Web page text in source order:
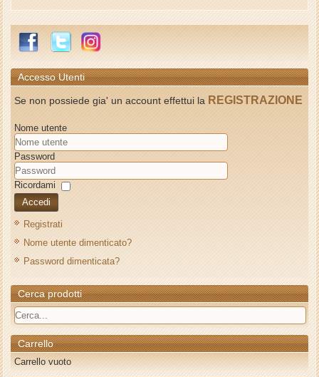
Accesso Utenti
Se non possiede gia' un account effettui la REGISTRAZIONE
Nome utente
Password
Ricordami
Accedi
Registrati
Nome utente dimenticato?
Password dimenticata?
Cerca prodotti
Carrello
Carrello vuoto